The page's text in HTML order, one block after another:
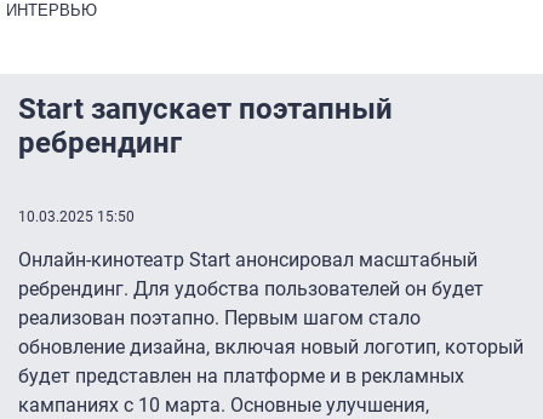
ИНТЕРВЬЮ
Start запускает поэтапный
ребрендинг
10.03.2025 15:50
Онлайн-кинотеатр Start анонсировал масштабный
ребрендинг. Для удобства пользователей он будет
реализован поэтапно. Первым шагом стало
обновление дизайна, включая новый логотип, который
будет представлен на платформе и в рекламных
кампаниях с 10 марта. Основные улучшения,